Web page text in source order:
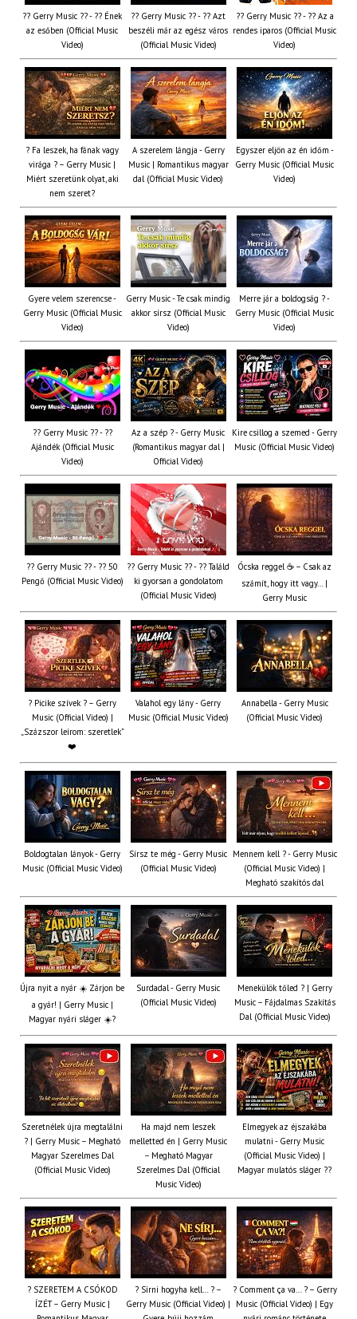
?? Gerry Music ?? - ?? Ének
az esőben (Official Music
Video)
?? Gerry Music ?? - ?? Azt
beszéli már az egész város
(Official Music Video)
?? Gerry Music ?? - ?? Az a
rendes iparos (Official Music
Video)
? Fa leszek, ha fának vagy
virága ? – Gerry Music |
Miért szeretünk olyat, aki
nem szeret?
A szerelem lángja - Gerry
Music | Romantikus magyar
dal (Official Music Video)
Egyszer eljön az én időm -
Gerry Music (Official Music
Video)
Gyere velem szerencse -
Gerry Music (Official Music
Video)
Gerry Music - Te csak mindig
akkor sírsz (Official Music
Video)
Merre jár a boldogság ? -
Gerry Music (Official Music
Video)
?? Gerry Music ?? - ??
Ajándék (Official Music
Video)
Az a szép ? - Gerry Music
(Romantikus magyar dal |
Official Video)
Kire csillog a szemed - Gerry
Music (Official Music Video)
?? Gerry Music ?? - ?? 50
Pengő (Official Music Video)
?? Gerry Music ?? - ?? Találd
ki gyorsan a gondolatom
(Official Music Video)
Ócska reggel ☕ – Csak az
számít, hogy itt vagy… |
Gerry Music
? Picike szívek ? – Gerry
Music (Official Video) |
„Százszor leírom: szeretlek”
❤️
Valahol egy lány - Gerry
Music (Official Music Video)
Annabella - Gerry Music
(Official Music Video)
Boldogtalan lányok - Gerry
Music (Official Music Video)
Sírsz te még - Gerry Music
(Official Music Video)
Mennem kell ? - Gerry Music
(Official Music Video) |
Megható szakítós dal
Újra nyit a nyár ☀️ Zárjon be
a gyár! | Gerry Music |
Magyar nyári sláger ☀️?
Surdadal - Gerry Music
(Official Music Video)
Menekülök tőled ? | Gerry
Music – Fájdalmas Szakítás
Dal (Official Music Video)
Szeretnélek újra megtalálni
? | Gerry Music – Megható
Magyar Szerelmes Dal
(Official Music Video)
Ha majd nem leszek
melletted én | Gerry Music
– Megható Magyar
Szerelmes Dal (Official
Music Video)
Elmegyek az éjszakába
mulatni - Gerry Music
(Official Music Video) |
Magyar mulatós sláger ??
? SZERETEM A CSÓKOD
ÍZÉT – Gerry Music |
? Sírni hogyha kell… ? –
Gerry Music (Official Video) |
? Comment ça va… ? – Gerry
Music (Official Video) | Egy